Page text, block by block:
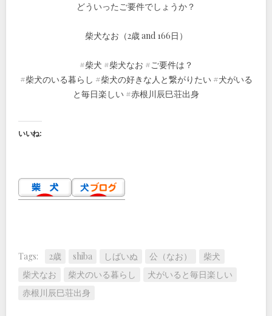
どういったご要件でしょうか？
柴犬なお（2歳 and 166日）
#柴犬 #柴犬なお #ご要件は？
#柴犬のいる暮らし #柴犬の好きな人と繋がりたい #犬がいる
と毎日楽しい #赤根川辰巳荘出身
いいね:
Tags: 2歳 shiba しばいぬ 公（なお）
柴犬
柴犬なお
柴犬のいる暮らし
犬がいると毎日楽しい
赤根川辰巳荘出身